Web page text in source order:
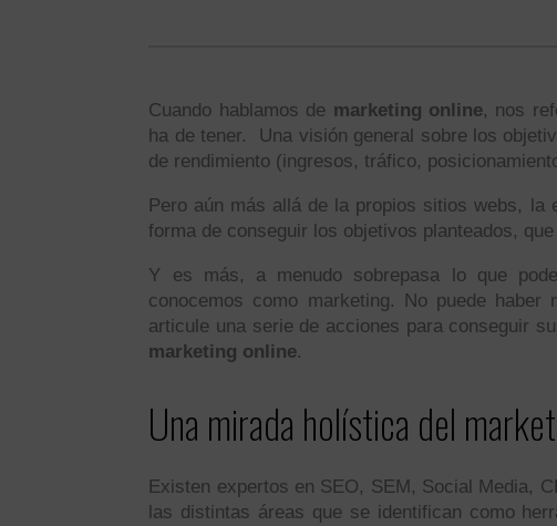
Cuando hablamos de marketing online, nos
ha de tener. Una visión general sobre los
de rendimiento (ingresos, tráfico,
Pero aún más allá de la propios sitios webs, la
forma de conseguir los objetivos planteados,
Y es más, a menudo sobrepasa lo que
conocemos como marketing. No puede
articule una serie de acciones para conseguir
marketing online.
Una mirada holística del
Existen expertos en SEO, SEM, Social Media,
las distintas áreas que se identifican como